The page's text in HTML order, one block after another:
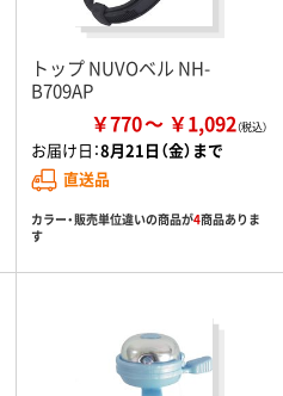
トップ NUVOベル NH-
B709AP
￥770 ￥1,092
お届け日：8月21日（金）まで
直送品
カラー・販売単位違いの商品が4商品ありま
す